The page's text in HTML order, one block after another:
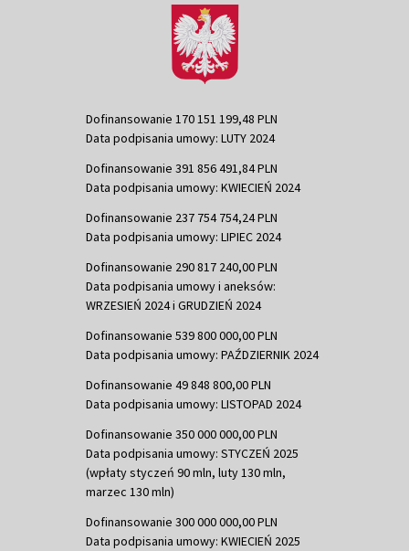
Dofinansowanie 170 151 199,48 PLN
Data podpisania umowy: LUTY 2024
Dofinansowanie 391 856 491,84 PLN
Data podpisania umowy: KWIECIEŃ 2024
Dofinansowanie 237 754 754,24 PLN
Data podpisania umowy: LIPIEC 2024
Dofinansowanie 290 817 240,00 PLN
Data podpisania umowy i aneksów:
WRZESIEŃ 2024 i GRUDZIEŃ 2024
Dofinansowanie 539 800 000,00 PLN
Data podpisania umowy: PAŹDZIERNIK 2024
Dofinansowanie 49 848 800,00 PLN
Data podpisania umowy: LISTOPAD 2024
Dofinansowanie 350 000 000,00 PLN
Data podpisania umowy: STYCZEŃ 2025
(wpłaty styczeń 90 mln, luty 130 mln,
marzec 130 mln)
Dofinansowanie 300 000 000,00 PLN
Data podpisania umowy: KWIECIEŃ 2025